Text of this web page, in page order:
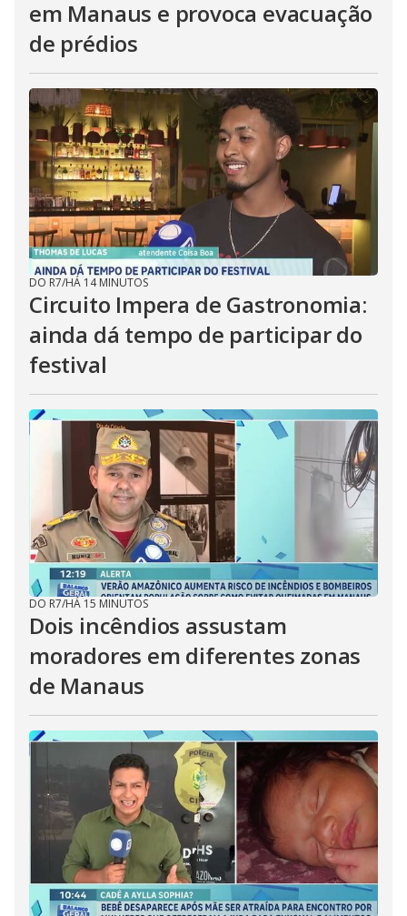
em Manaus e provoca evacuação
de prédios
DO R7/HÁ 14 MINUTOS
Circuito Impera de Gastronomia:
ainda dá tempo de participar do
festival
DO R7/HÁ 15 MINUTOS
Dois incêndios assustam
moradores em diferentes zonas
de Manaus